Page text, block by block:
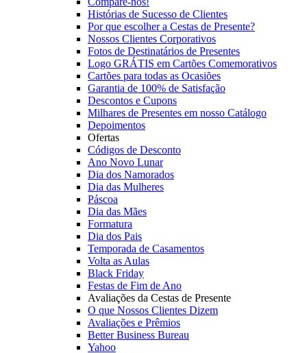
Histórias de Sucesso de Clientes
Por que escolher a Cestas de Presente?
Nossos Clientes Corporativos
Fotos de Destinatários de Presentes
Logo GRÁTIS em Cartões Comemorativos
Cartões para todas as Ocasiões
Garantia de 100% de Satisfação
Descontos e Cupons
Milhares de Presentes em nosso Catálogo
Depoimentos
Ofertas
Códigos de Desconto
Ano Novo Lunar
Dia dos Namorados
Dia das Mulheres
Páscoa
Dia das Mães
Formatura
Dia dos Pais
Temporada de Casamentos
Volta as Aulas
Black Friday
Festas de Fim de Ano
Avaliações da Cestas de Presente
O que Nossos Clientes Dizem
Avaliações e Prêmios
Better Business Bureau
Yahoo